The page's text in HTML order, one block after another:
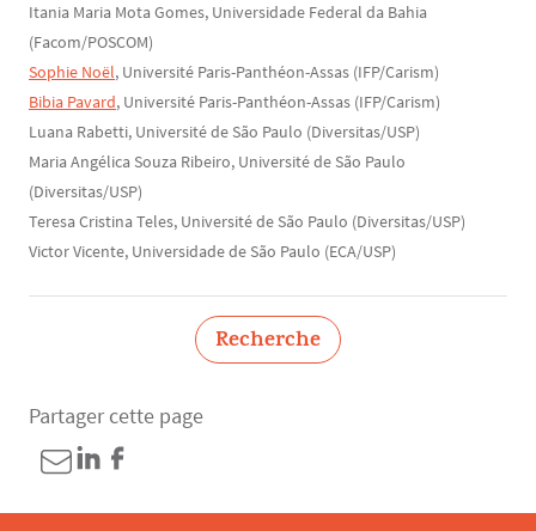
Itania Maria Mota Gomes, Universidade Federal da Bahia
(Facom/POSCOM)
Sophie Noël, Université Paris-Panthéon-Assas (IFP/Carism)
Bibia Pavard, Université Paris-Panthéon-Assas (IFP/Carism)
Luana Rabetti, Université de São Paulo (Diversitas/USP)
Maria Angélica Souza Ribeiro, Université de São Paulo
(Diversitas/USP)
Teresa Cristina Teles, Université de São Paulo (Diversitas/USP)
Victor Vicente, Universidade de São Paulo (ECA/USP)
Recherche
Partager cette page